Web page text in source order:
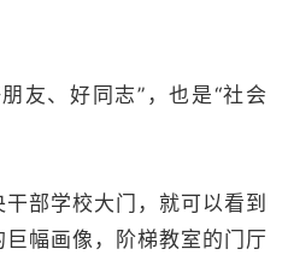
、好同志”，也是“社会
学校大门，就可以看到
幅画像，阶梯教室的门厅